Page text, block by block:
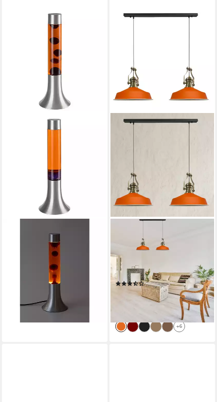
LED dekorative Lavalampe,
3000 K, orange
lieferbar - in 2-3 Werktagen bei dir
Pendelleuchte Asletl
Hängelampe aus Metall 2
Flammige, E27, Vintage
Lampe, ohne Leuchtmittel
(2)
112,00 € UVP179,20 €
lieferbar - in 3-4 Werktagen bei dir
+6